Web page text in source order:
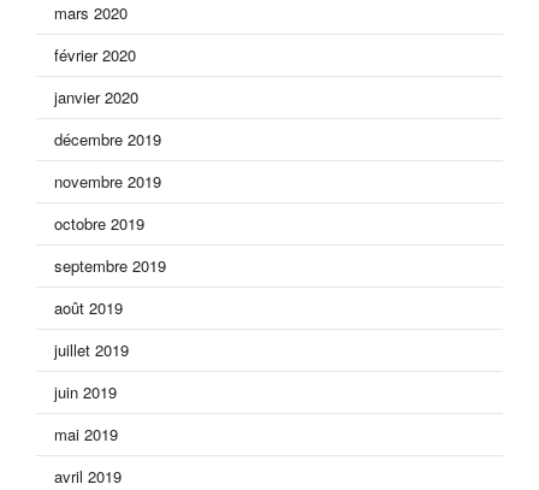
mars 2020
février 2020
janvier 2020
décembre 2019
novembre 2019
octobre 2019
septembre 2019
août 2019
juillet 2019
juin 2019
mai 2019
avril 2019